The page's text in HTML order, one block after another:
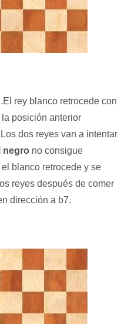
rey blanco retrocede con
posición anterior
dos reyes van a intentar
negro no consigue
blanco retrocede y se
reyes después de comer
dirección a b7.